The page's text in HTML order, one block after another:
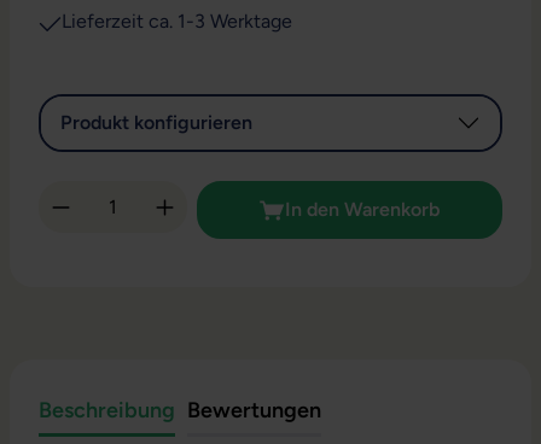
Lieferzeit ca. 1-3 Werktage
Produkt konfigurieren
Produkt Anzahl: Gib den gewünschten
In den Warenkorb
Beschreibung Bewertungen